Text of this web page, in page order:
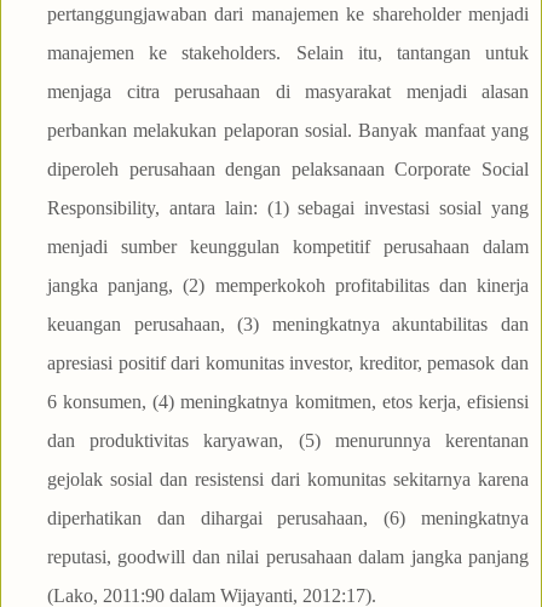
pertanggungjawaban dari manajemen ke shareholder menjadi
manajemen ke stakeholders. Selain itu, tantangan untuk
menjaga citra perusahaan di masyarakat menjadi alasan
perbankan melakukan pelaporan sosial. Banyak manfaat yang
diperoleh perusahaan dengan pelaksanaan Corporate Social
Responsibility, antara lain: (1) sebagai investasi sosial yang
menjadi sumber keunggulan kompetitif perusahaan dalam
jangka panjang, (2) memperkokoh profitabilitas dan kinerja
keuangan perusahaan, (3) meningkatnya akuntabilitas dan
apresiasi positif dari komunitas investor, kreditor, pemasok dan
6 konsumen, (4) meningkatnya komitmen, etos kerja, efisiensi
dan produktivitas karyawan, (5) menurunnya kerentanan
gejolak sosial dan resistensi dari komunitas sekitarnya karena
diperhatikan dan dihargai perusahaan, (6) meningkatnya
reputasi, goodwill dan nilai perusahaan dalam jangka panjang
(Lako, 2011:90 dalam Wijayanti, 2012:17).